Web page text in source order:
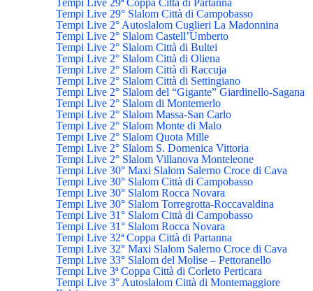
Tempi Live 29° Slalom Città di Campobasso
Tempi Live 2° Autoslalom Cuglieri La Madonnina
Tempi Live 2° Slalom Castell’Umberto
Tempi Live 2° Slalom Città di Bultei
Tempi Live 2° Slalom Città di Oliena
Tempi Live 2° Slalom Città di Raccuja
Tempi Live 2° Slalom Città di Settingiano
Tempi Live 2° Slalom del “Gigante” Giardinello-Sagana
Tempi Live 2° Slalom di Montemerlo
Tempi Live 2° Slalom Massa-San Carlo
Tempi Live 2° Slalom Monte di Malo
Tempi Live 2° Slalom Quota Mille
Tempi Live 2° Slalom S. Domenica Vittoria
Tempi Live 2° Slalom Villanova Monteleone
Tempi Live 30° Maxi Slalom Salerno Croce di Cava
Tempi Live 30° Slalom Città di Campobasso
Tempi Live 30° Slalom Rocca Novara
Tempi Live 30° Slalom Torregrotta-Roccavaldina
Tempi Live 31° Slalom Città di Campobasso
Tempi Live 31° Slalom Rocca Novara
Tempi Live 32ª Coppa Città di Partanna
Tempi Live 32° Maxi Slalom Salerno Croce di Cava
Tempi Live 33° Slalom del Molise – Pettoranello
Tempi Live 3ª Coppa Città di Corleto Perticara
Tempi Live 3° Autoslalom Città di Montemaggiore